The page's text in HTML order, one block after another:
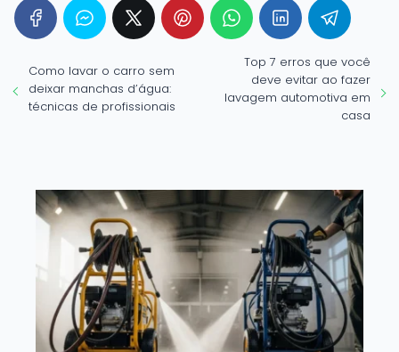
Como lavar o carro sem
deixar manchas d’água:
técnicas de profissionais
Top 7 erros que você
deve evitar ao fazer
lavagem automotiva em
casa